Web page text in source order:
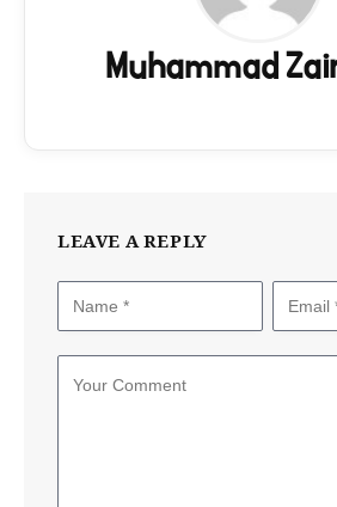
Muhammad
LEAVE A REPLY